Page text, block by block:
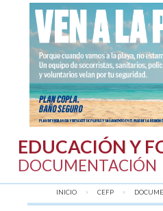
EDUCACIÓN Y
DOCUMENTACIÓN
INICIO CEFP